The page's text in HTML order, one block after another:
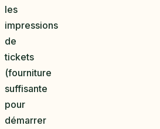
les
impressions
de
tickets
(fourniture
suffisante
pour
démarrer